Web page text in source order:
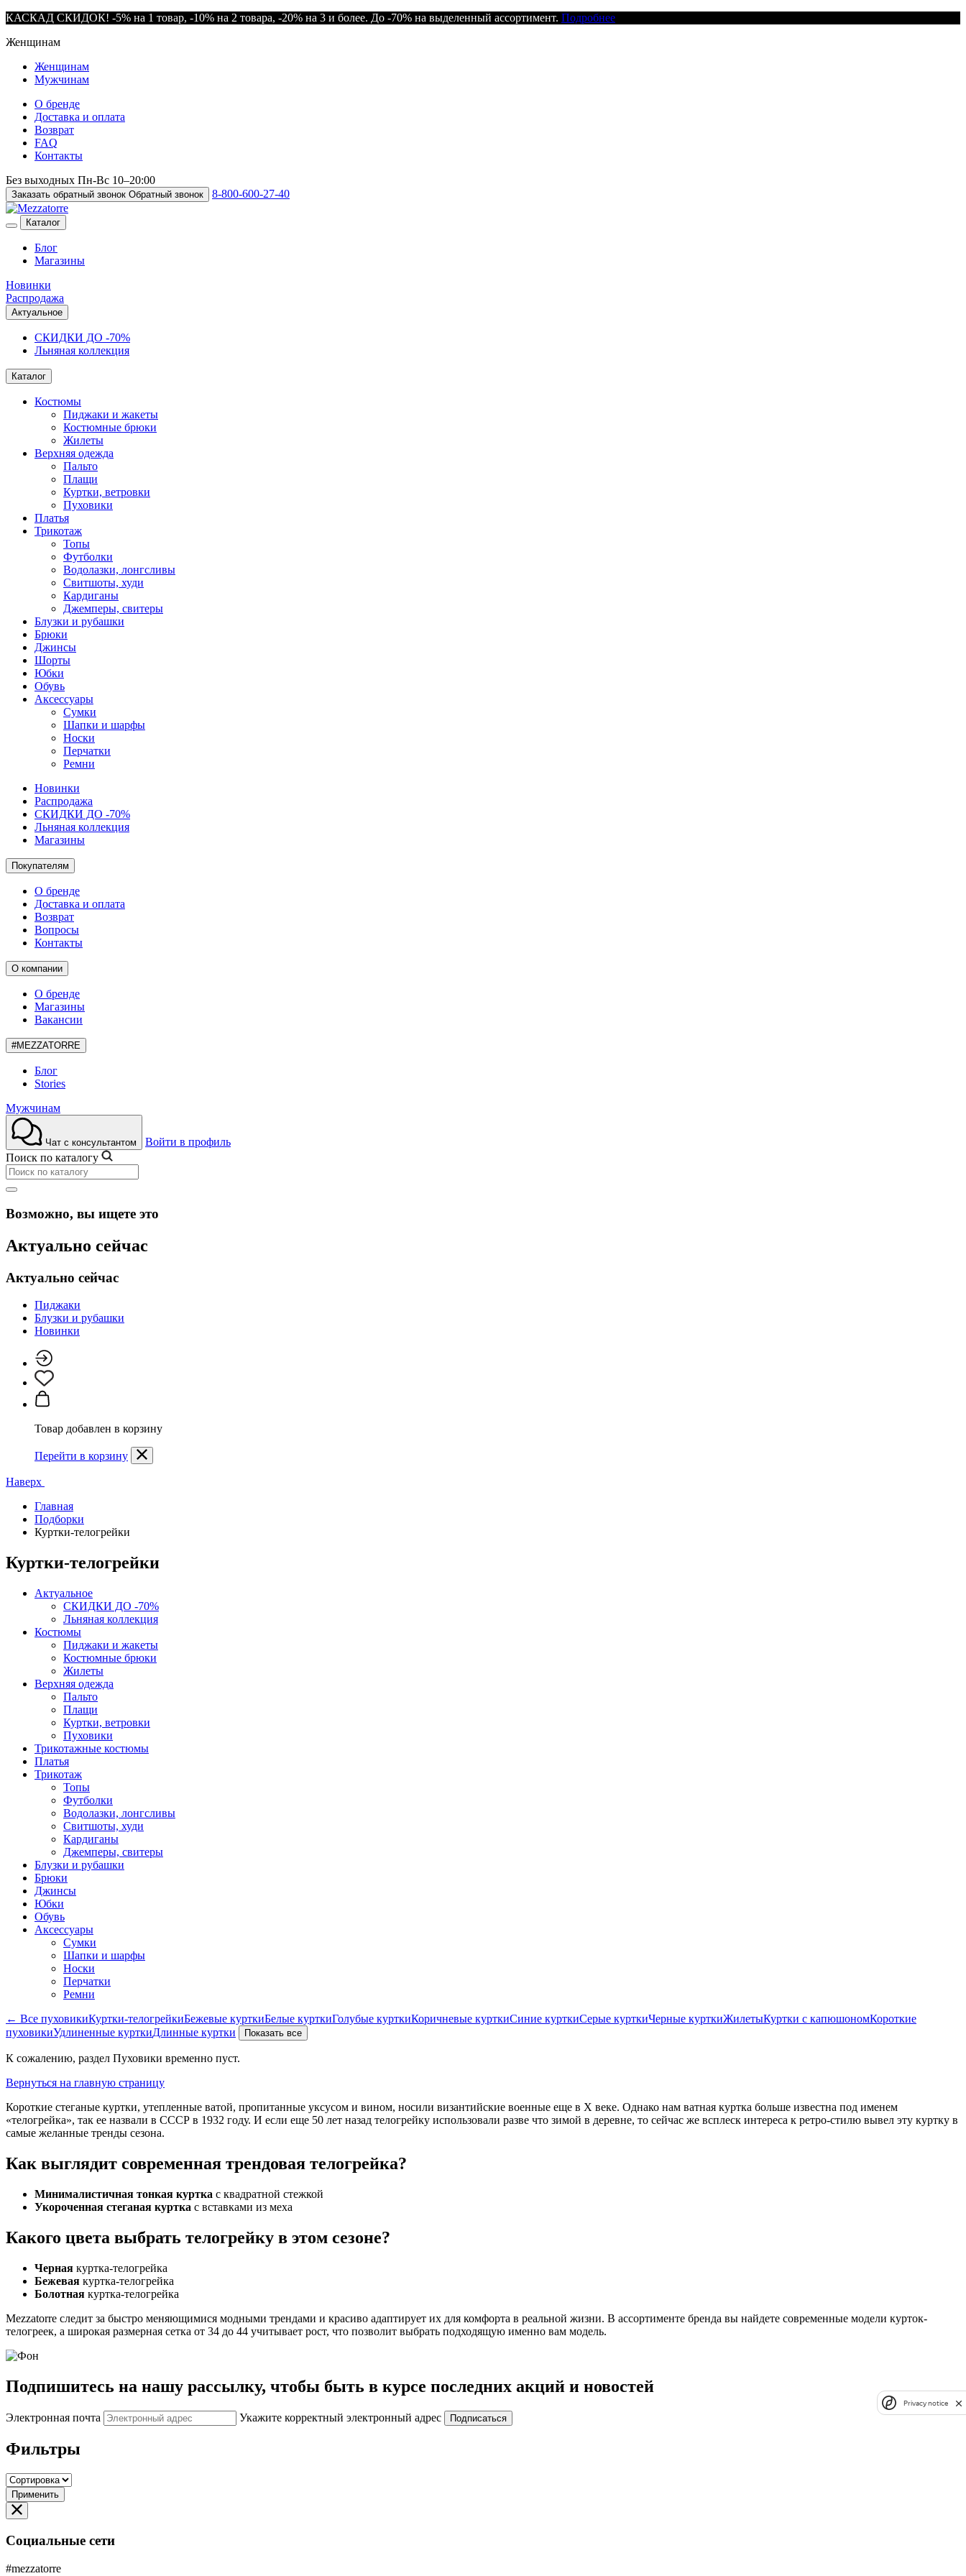
КАСКАД СКИДОК! -5% на 1 товар, -10% на 2 товара, -20% на 3 и более. До -70% на выделенный ассортимент. Подробнее
Женщинам
Женщинам
Мужчинам
О бренде
Доставка и оплата
Возврат
FAQ
Контакты
Без выходных Пн-Вс 10–20:00
Заказать обратный звонок Обратный звонок 8-800-600-27-40
Каталог
Блог
Магазины
Новинки
Распродажа
Актуальное
СКИДКИ ДО -70%
Льняная коллекция
Каталог
Костюмы
Пиджаки и жакеты
Костюмные брюки
Жилеты
Верхняя одежда
Пальто
Плащи
Куртки, ветровки
Пуховики
Платья
Трикотаж
Топы
Футболки
Водолазки, лонгсливы
Свитшоты, худи
Кардиганы
Джемперы, свитеры
Блузки и рубашки
Брюки
Джинсы
Шорты
Юбки
Обувь
Аксессуары
Сумки
Шапки и шарфы
Носки
Перчатки
Ремни
Новинки
Распродажа
СКИДКИ ДО -70%
Льняная коллекция
Магазины
Покупателям
О бренде
Доставка и оплата
Возврат
Вопросы
Контакты
О компании
О бренде
Магазины
Вакансии
#MEZZATORRE
Блог
Stories
Мужчинам
Чат с консультантом
Войти в профиль
Поиск по каталогу
Возможно, вы ищете это
Актуально сейчас
Актуально сейчас
Пиджаки
Блузки и рубашки
Новинки
Товар добавлен в корзину
Перейти в корзину
Наверх
Главная
Подборки
Куртки-телогрейки
Куртки-телогрейки
Актуальное
СКИДКИ ДО -70%
Льняная коллекция
Костюмы
Пиджаки и жакеты
Костюмные брюки
Жилеты
Верхняя одежда
Пальто
Плащи
Куртки, ветровки
Пуховики
Трикотажные костюмы
Платья
Трикотаж
Топы
Футболки
Водолазки, лонгсливы
Свитшоты, худи
Кардиганы
Джемперы, свитеры
Блузки и рубашки
Брюки
Джинсы
Юбки
Обувь
Аксессуары
Сумки
Шапки и шарфы
Носки
Перчатки
Ремни
← Все пуховикиКуртки-телогрейкиБежевые курткиБелые курткиГолубые курткиКоричневые курткиСиние курткиСерые курткиЧерные курткиЖилетыКуртки с капюшономКороткие
пуховикиУдлиненные курткиДлинные куртки Показать все
К сожалению, раздел Пуховики временно пуст.
Вернуться на главную страницу
Короткие стеганые куртки, утепленные ватой, пропитанные уксусом и вином, носили византийские военные еще в Х веке. Однако нам ватная куртка больше известна под именем
«‎телогрейка», так ее назвали в СССР в 1932 году. И если еще 50 лет назад телогрейку использовали разве что зимой в деревне, то сейчас же всплеск интереса к ретро-стилю вывел эту куртку в
самые желанные тренды сезона.
Как выглядит современная трендовая телогрейка?
Минималистичная тонкая куртка с квадратной стежкой
Укороченная стеганая куртка с вставками из меха
Какого цвета выбрать телогрейку в этом сезоне?
Черная куртка-телогрейка
Бежевая куртка-телогрейка
Болотная куртка-телогрейка
Mezzatorre следит за быстро меняющимися модными трендами и красиво адаптирует их для комфорта в реальной жизни. В ассортименте бренда вы найдете современные модели курток-
телогреек, а широкая размерная сетка от 34 до 44 учитывает рост, что позволит выбрать подходящую именно вам модель.
Подпишитесь на нашу рассылку, чтобы быть в курсе последних акций и новостей
Электронная почта Укажите корректный электронный адрес Подписаться
Фильтры
Применить
Социальные сети
#mezzatorre
Privacy notice